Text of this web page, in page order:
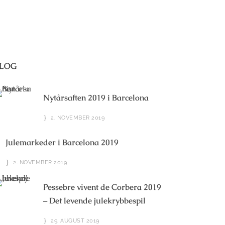
Nytårsaften 2019 i Barcelona
2. NOVEMBER 2019
Julemarkeder i Barcelona 2019
2. NOVEMBER 2019
Pessebre vivent de Corbera 2019
– Det levende julekrybbespil
29. AUGUST 2019